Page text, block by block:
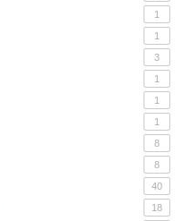
1
1
3
1
1
1
8
8
40
18